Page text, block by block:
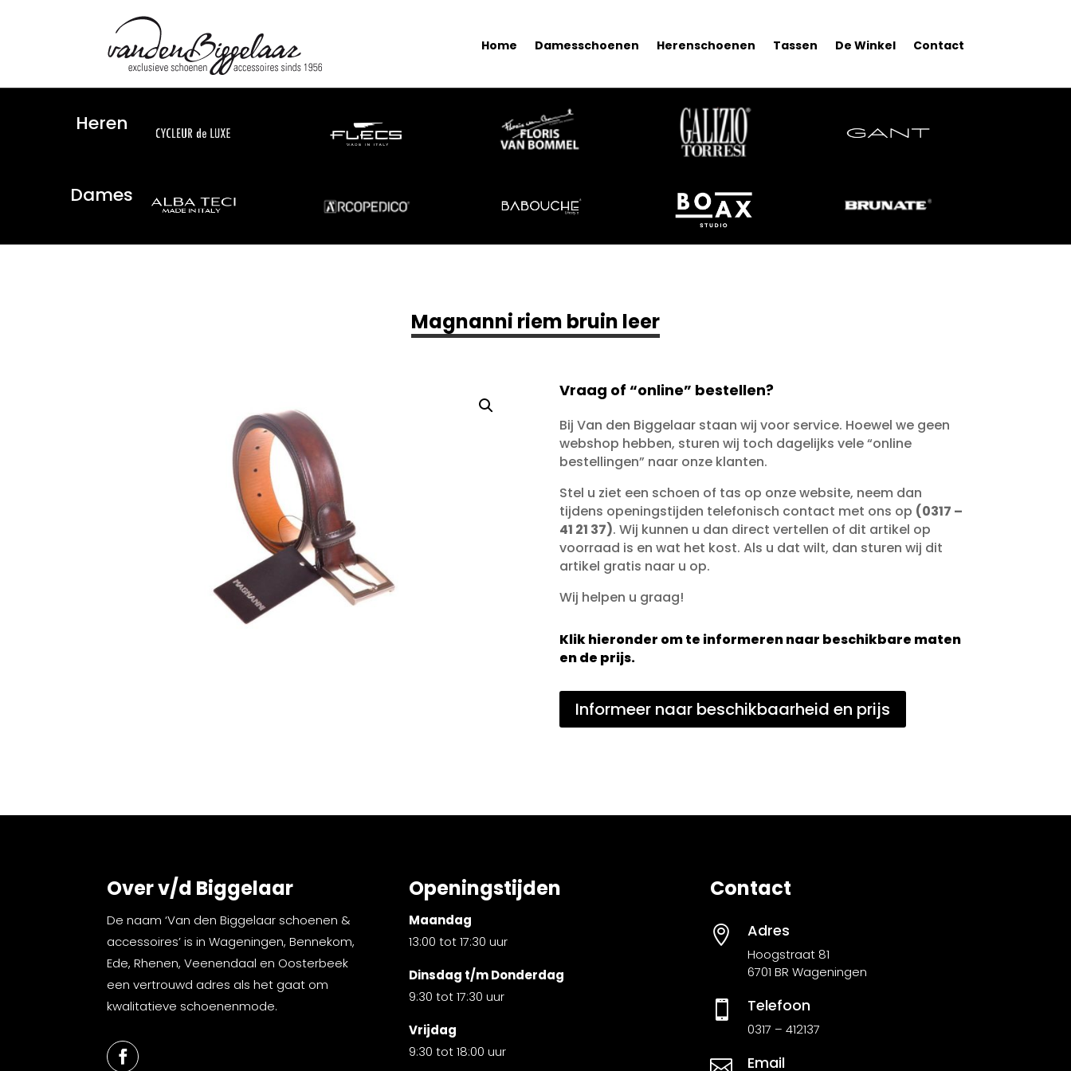
Home Damesschoenen Herenschoenen Tassen De Winkel Contact
Heren
Dames
Magnanni riem bruin leer
Vraag of “online” bestellen?
Bij Van den Biggelaar staan wij voor service. Hoewel we geen
webshop hebben, sturen wij toch dagelijks vele “online
bestellingen” naar onze klanten.
Stel u ziet een schoen of tas op onze website, neem dan
tijdens openingstijden telefonisch contact met ons op (0317 –
41 21 37). Wij kunnen u dan direct vertellen of dit artikel op
voorraad is en wat het kost. Als u dat wilt, dan sturen wij dit
artikel gratis naar u op.
Wij helpen u graag!
Klik hieronder om te informeren naar beschikbare maten
en de prijs.
Informeer naar beschikbaarheid en prijs
Over v/d Biggelaar
De naam ‘Van den Biggelaar schoenen &
accessoires’ is in Wageningen, Bennekom,
Ede, Rhenen, Veenendaal en Oosterbeek
een vertrouwd adres als het gaat om
kwalitatieve schoenenmode.
Openingstijden
Maandag
13:00 tot 17:30 uur
Dinsdag t/m Donderdag
9:30 tot 17:30 uur
Vrijdag
9:30 tot 18:00 uur
Contact
 Adres
Hoogstraat 81
6701 BR Wageningen
 Telefoon
0317 – 412137
Email